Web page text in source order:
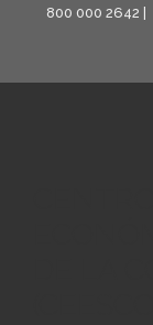
800 000 2642 |